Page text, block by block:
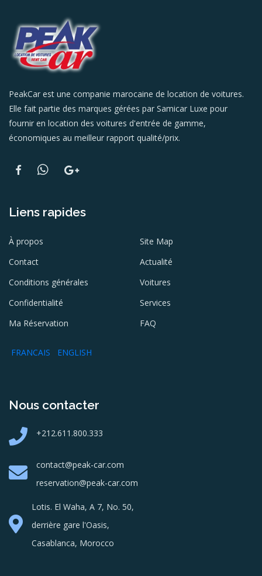
PeakCar est une companie marocaine de location de voitures.
Elle fait partie des marques gérées par Samicar Luxe pour
fournir en location des voitures d'entrée de gamme,
économiques au meilleur rapport qualité/prix.
Liens rapides
À propos
Contact
Conditions générales
Confidentialité
Ma Réservation
FRANCAIS ENGLISH
Site Map
Actualité
Voitures
Services
FAQ
Nous contacter
+212.611.800.333
contact@peak-car.com
reservation@peak-car.com
Lotis. El Waha, A 7, No. 50,
derrière gare l'Oasis,
Casablanca, Morocco